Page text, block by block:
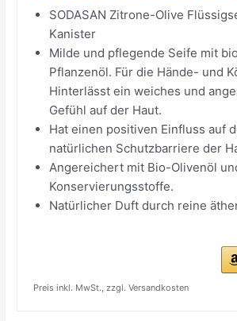
SODASAN Zitrone-Olive
Kanister
Milde und pflegende Seife mit
Pflanzenöl. Für die Hände- und
Hinterlässt ein weiches und
Gefühl auf der Haut.
Hat einen positiven Einfluss auf
natürlichen Schutzbarriere der
Angereichert mit Bio-Olivenöl
Konservierungsstoffe.
Natürlicher Duft durch reine
Preis inkl. MwSt., zzgl. Versandkosten